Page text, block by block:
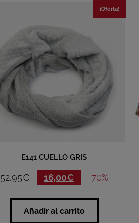
¡Oferta!
E141 CUELLO GRIS
52,95€ 16,00€ -70%
Añadir al carrito